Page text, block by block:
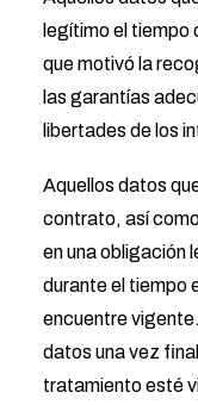
legítimo el tiempo
que motivó la
las garantías
libertades de los
Aquellos datos
contrato, así
en una obligación
durante el tiempo
encuentre
datos una vez
tratamiento esté